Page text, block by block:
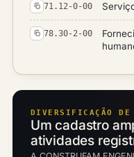
71.12-0-00
78.30-2-00
DIVERSIFICAÇÃO
Um cadastro
atividades